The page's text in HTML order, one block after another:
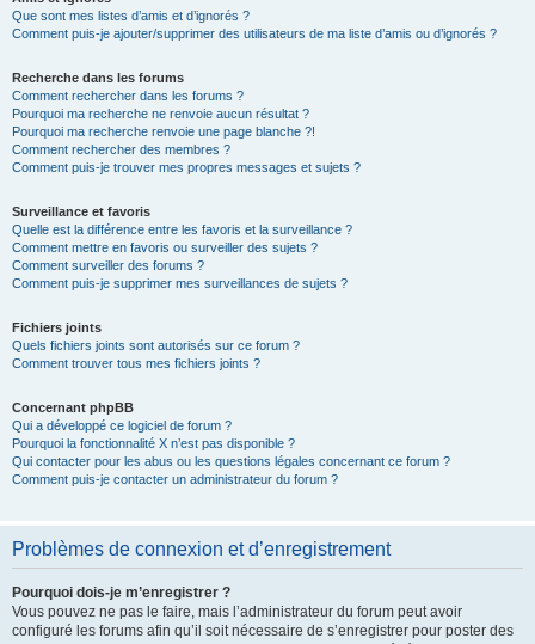
Que sont mes listes d’amis et d’ignorés ?
Comment puis-je ajouter/supprimer des utilisateurs de ma liste d’amis ou d’ignorés ?
Recherche dans les forums
Comment rechercher dans les forums ?
Pourquoi ma recherche ne renvoie aucun résultat ?
Pourquoi ma recherche renvoie une page blanche ?!
Comment rechercher des membres ?
Comment puis-je trouver mes propres messages et sujets ?
Surveillance et favoris
Quelle est la différence entre les favoris et la surveillance ?
Comment mettre en favoris ou surveiller des sujets ?
Comment surveiller des forums ?
Comment puis-je supprimer mes surveillances de sujets ?
Fichiers joints
Quels fichiers joints sont autorisés sur ce forum ?
Comment trouver tous mes fichiers joints ?
Concernant phpBB
Qui a développé ce logiciel de forum ?
Pourquoi la fonctionnalité X n’est pas disponible ?
Qui contacter pour les abus ou les questions légales concernant ce forum ?
Comment puis-je contacter un administrateur du forum ?
Problèmes de connexion et d’enregistrement
Pourquoi dois-je m’enregistrer ?
Vous pouvez ne pas le faire, mais l’administrateur du forum peut avoir
configuré les forums afin qu’il soit nécessaire de s’enregistrer pour poster des